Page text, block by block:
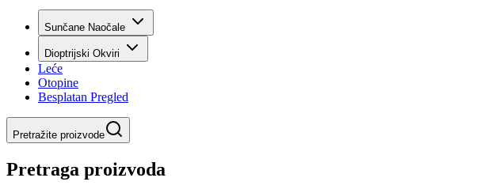
Sunčane Naočale
Dioptrijski Okviri
Leće
Otopine
Besplatan Pregled
Pretražite proizvode
Pretraga proizvoda